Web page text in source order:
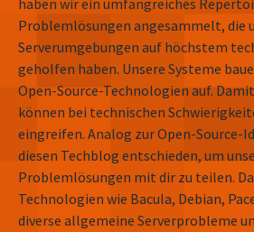
haben wir ein umfangreiches
Problemlösungen angesammelt, die
Serverumgebungen auf höchstem
geholfen haben. Unsere Systeme
Open-Source-Technologien auf.
können bei technischen
eingreifen. Analog zur Open-Source-
diesen Techblog entschieden, um
Problemlösungen mit dir zu teilen.
Technologien wie Bacula, Debian,
diverse allgemeine Serverprobleme